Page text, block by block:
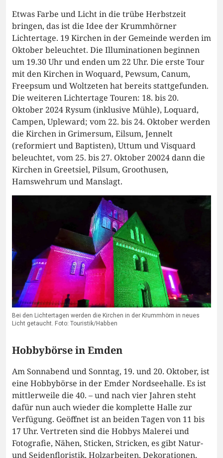
Etwas Farbe und Licht in die trübe Herbstzeit
bringen, das ist die Idee der Krummhörner
Lichtertage. 19 Kirchen in der Gemeinde werden im
Oktober beleuchtet. Die Illuminationen beginnen
um 19.30 Uhr und enden um 22 Uhr. Die erste Tour
mit den Kirchen in Woquard, Pewsum, Canum,
Freepsum und Woltzeten hat bereits stattgefunden.
Die weiteren Lichtertage Touren: 18. bis 20.
Oktober 2024 Rysum (inklusive Mühle), Loquard,
Campen, Upleward; vom 22. bis 24. Oktober werden
die Kirchen in Grimersum, Eilsum, Jennelt
(reformiert und Baptisten), Uttum und Visquard
beleuchtet, vom 25. bis 27. Oktober 20024 dann die
Kirchen in Greetsiel, Pilsum, Groothusen,
Hamswehrum und Manslagt.
Bei den Lichtertagen werden die Kirchen in der Krummhörn in neues
Licht getaucht. Foto: Touristik/Habben
Hobbybörse in Emden
Am Sonnabend und Sonntag, 19. und 20. Oktober, ist
eine Hobbybörse in der Emder Nordseehalle. Es ist
mittlerweile die 40. – und nach vier Jahren steht
dafür nun auch wieder die komplette Halle zur
Verfügung. Geöffnet ist an beiden Tagen von 11 bis
17 Uhr. Vertreten sind die Hobbys Malerei und
Fotografie, Nähen, Sticken, Stricken, es gibt Natur-
und Seidenfloristik, Holzarbeiten, Dekorationen,